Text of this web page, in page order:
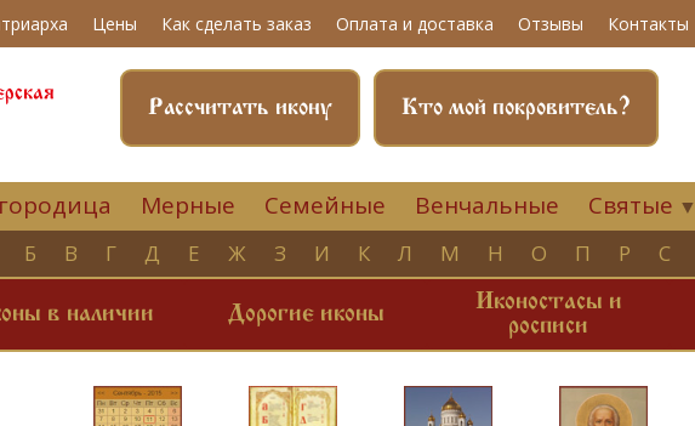
Цены Как сделать заказ Оплата и доставка Отзывы Контакты
Кто мой покровитель?
Рассчитать икону
Мерные Семейные Венчальные Святые ▼
Б В Г Д Е Ж З И К Л М Н О П Р С
в наличии Дорогие иконы
Иконостасы и
росписи